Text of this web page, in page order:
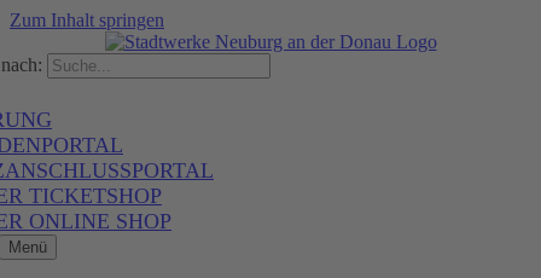
Zum Inhalt springen
TICKETSHOP
ONLINE SHOP
Menü